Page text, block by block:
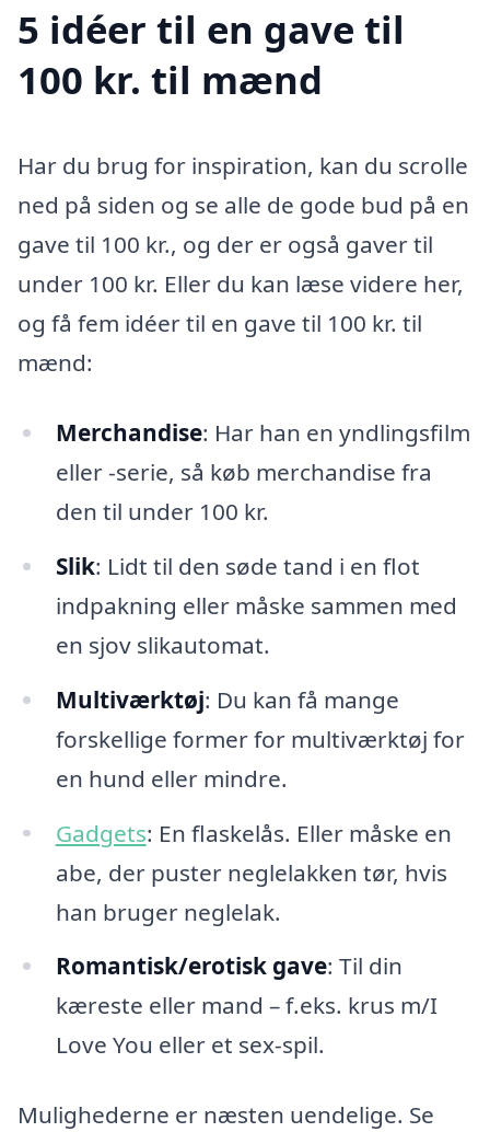
5 idéer til en gave til
100 kr. til mænd
Har du brug for inspiration, kan du scrolle
ned på siden og se alle de gode bud på en
gave til 100 kr., og der er også gaver til
under 100 kr. Eller du kan læse videre her,
og få fem idéer til en gave til 100 kr. til
mænd:
Merchandise: Har han en yndlingsfilm
eller -serie, så køb merchandise fra
den til under 100 kr.
Slik: Lidt til den søde tand i en flot
indpakning eller måske sammen med
en sjov slikautomat.
Multiværktøj: Du kan få mange
forskellige former for multiværktøj for
en hund eller mindre.
Gadgets: En flaskelås. Eller måske en
abe, der puster neglelakken tør, hvis
han bruger neglelak.
Romantisk/erotisk gave: Til din
kæreste eller mand – f.eks. krus m/I
Love You eller et sex-spil.
Mulighederne er næsten uendelige. Se